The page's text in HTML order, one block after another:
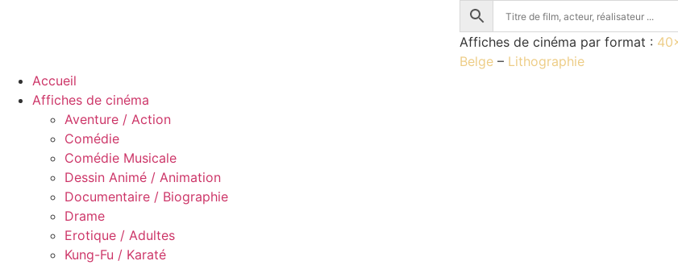
Affiches de cinéma par format :
Belge – Lithographie
Accueil
Affiches de cinéma
Aventure / Action
Comédie
Comédie Musicale
Dessin Animé / Animation
Documentaire / Biographie
Drame
Erotique / Adultes
Kung-Fu / Karaté